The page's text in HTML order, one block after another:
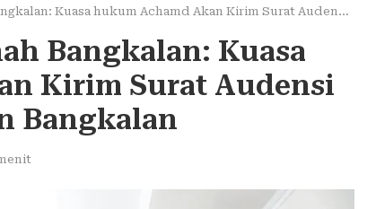
hukum Achamd Akan Kirim Surat Audensi Ke DPRD Kabupaten Bangkalan
Bangkalan: Kuasa
Kirim Surat Audensi
Bangkalan